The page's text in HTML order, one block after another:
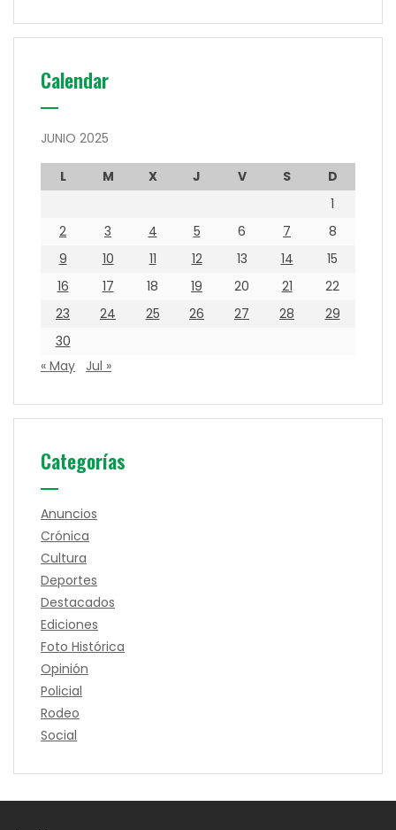
Calendar
JUNIO 2025
L M X J V S
D
1
2
3 4 5 6 7
8
9
10 11 12 13 14
15
16
17 18 19 20 21
22
23
24 25 26 27 28
29
30
« May
Jul »
Categorías
Anuncios
Crónica
Cultura
Deportes
Destacados
Ediciones
Foto Histórica
Opinión
Policial
Rodeo
Social